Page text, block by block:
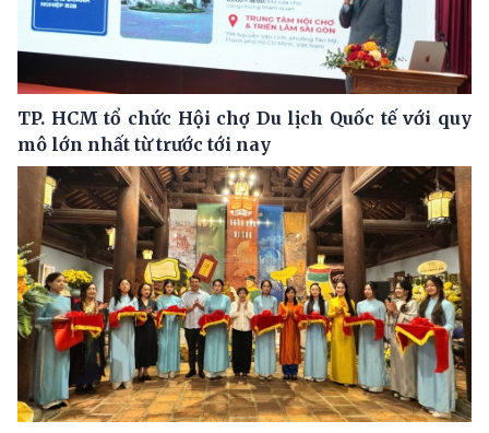
TP. HCM tổ chức Hội chợ Du lịch Quốc tế với quy
mô lớn nhất từ trước tới nay